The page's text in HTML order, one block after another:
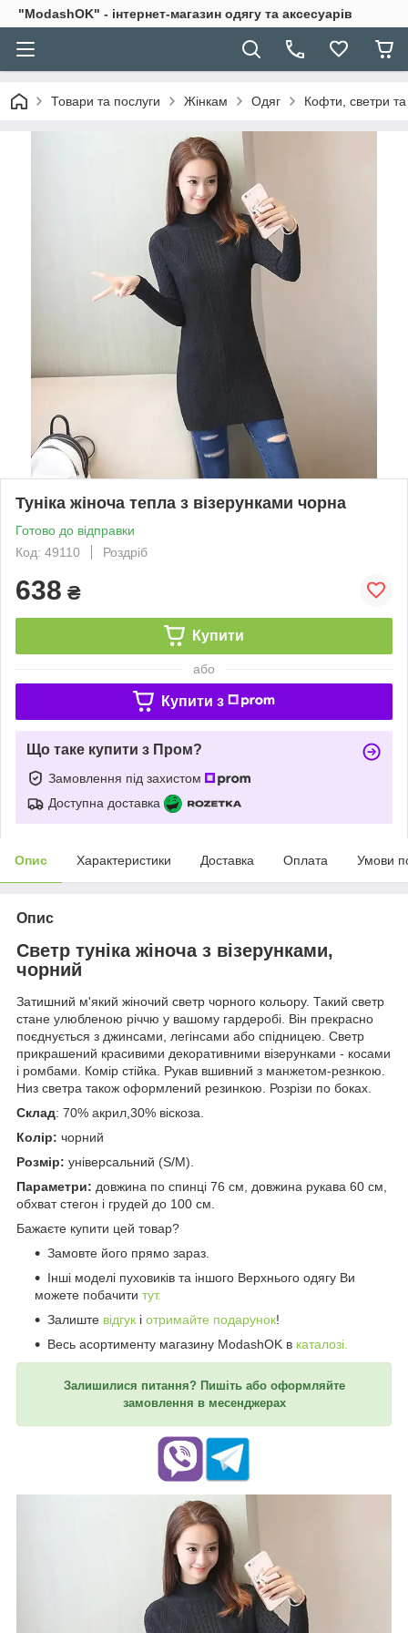
"ModashOK" - інтернет-магазин одягу та аксесуарів
Товари та послуги Жінкам Одяг Кофти, светри
Туніка жіноча тепла з візерунками чорна
Готово до відправки
Код: 49110
Роздріб
638 ₴
Купити
або
Купити з
Що таке купити з Пром?
Замовлення під захистом
Доступна доставка
Опис Характеристики Доставка Оплата Умови
Опис
Светр туніка жіноча з візерунками,
чорний
Затишний м'який жіночий светр чорного кольору. Такий светр
стане улюбленою річчю у вашому гардеробі. Він прекрасно
поєднується з джинсами, легінсами або спідницею. Светр
прикрашений красивими декоративними візерунками - косами
і ромбами. Комір стійка. Рукав вшивний з манжетом-резнкою.
Низ светра також оформлений резинкою. Розрізи по боках.
Склад: 70% акрил,30% віскоза.
Колір: чорний
Розмір: універсальний (S/М).
Параметри: довжина по спинці 76 см, довжина рукава 60 см,
обхват стегон і грудей до 100 см.
Бажаєте купити цей товар?
Замовте його прямо зараз.
Інші моделі пуховиків та іншого Верхнього одягу Ви
можете побачити тут.
Залиште відгук і отримайте подарунок!
Весь асортименту магазину ModashOK в каталозі.
Залишилися питання? Пишіть або оформляйте
замовлення в месенджерах